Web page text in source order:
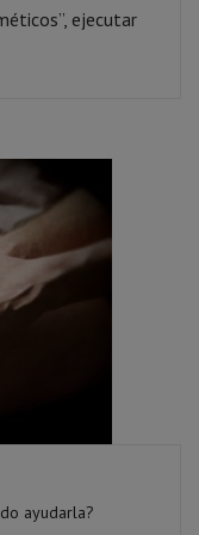
ejecutar
ayudarla?